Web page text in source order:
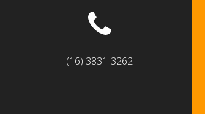
(16) 3831-3262